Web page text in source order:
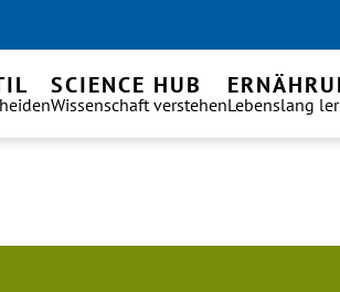
SCIENCE HUB
Wissenschaft verstehenLebenslang